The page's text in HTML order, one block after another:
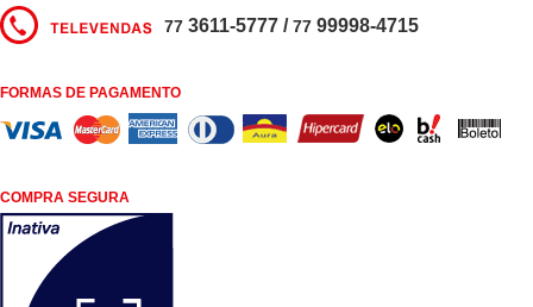
77 3611-5777 /77 99998-4715
FORMAS DE PAGAMENTO
COMPRA SEGURA